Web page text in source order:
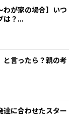
わが家の場合】いつ
は？...
と言ったら？親の考
達に合わせたスター